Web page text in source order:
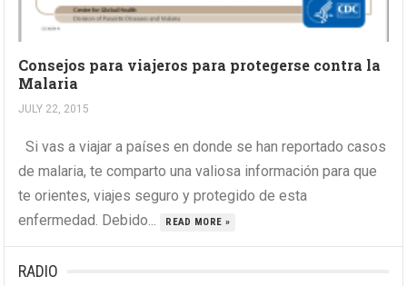
Consejos para viajeros para protegerse contra la
Malaria
JULY 22, 2015
Si vas a viajar a países en donde se han reportado casos
de malaria, te comparto una valiosa información para que
te orientes, viajes seguro y protegido de esta
enfermedad. Debido...
READ MORE »
RADIO